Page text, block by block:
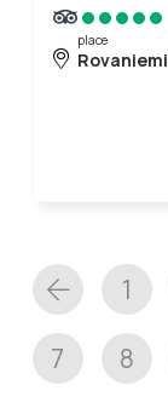
place
Rovaniemi
Prev 1
7 8